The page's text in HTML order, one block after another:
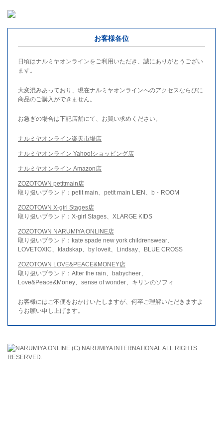
お客様各位
日頃はナルミヤオンラインをご利用いただき、誠にありがとうござい
ます。
大変混みあっており、現在ナルミヤオンラインへのアクセスならびに
商品のご購入ができません。
お急ぎの場合は下記店舗にて、お買い求めください。
ナルミヤオンライン楽天市場店
ナルミヤオンライン Yahoo!ショッピング店
ナルミヤオンライン Amazon店
ZOZOTOWN petitmain店
取り扱いブランド：petit main、petit main LIEN、b・ROOM
ZOZOTOWN X-girl Stages店
取り扱いブランド：X-girl Stages、XLARGE KIDS
ZOZOTOWN NARUMIYA ONLINE店
取り扱いブランド：kate spade new york childrenswear、
LOVETOXIC、kladskap、by loveit、Lindsay、BLUE CROSS
ZOZOTOWN LOVE&PEACE&MONEY店
取り扱いブランド：After the rain、babycheer、
Love&Peace&Money、sense of wonder、キリンのソフィ
お客様にはご不便をおかけいたしますが、何卒ご理解いただきますよ
うお願い申し上げます。